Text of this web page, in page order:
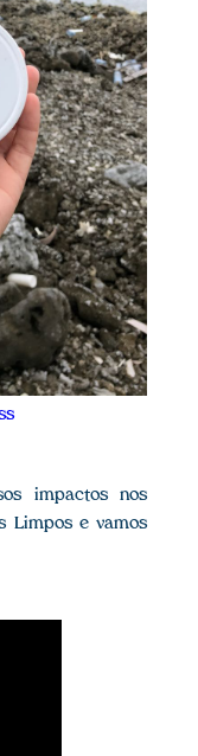
impactos nos
Limpos e vamos